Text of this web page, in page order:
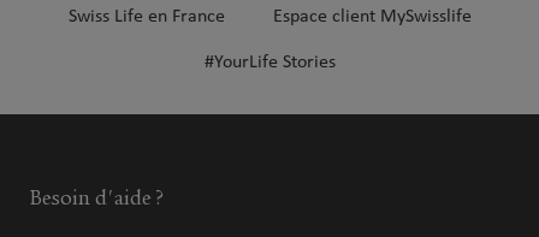
Swiss Life en France Espace client MySwisslife
#YourLife Stories
Besoin d'aide ?